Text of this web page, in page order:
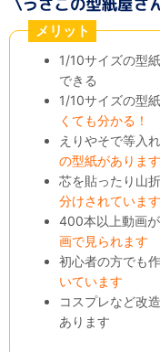
メリット
1/10サイズの型
できる
1/10サイズの型
くても分かる！
えりやそで等入
の型紙があります
芯を貼ったり山
分けされています
400本以上動画
画で見られます
初心者の方でも
いています
コスプレなど改
あります